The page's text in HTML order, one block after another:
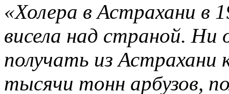
«Холера в Астрахани в
висела над страной. Ни
получать из Астрахани
тысячи тонн арбузов,